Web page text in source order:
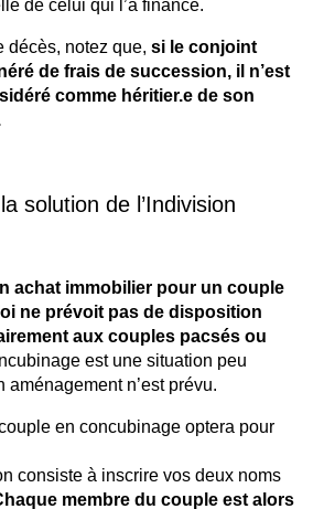
de celui qui l’a financé.
décès, notez que, si le conjoint
de frais de succession, il n’est
comme héritier.e de son
solution de l’Indivision
achat immobilier pour un couple
ne prévoit pas de disposition
aux couples pacsés ou
est une situation peu
aménagement n’est prévu.
en concubinage optera pour
consiste à inscrire vos deux noms
membre du couple est alors